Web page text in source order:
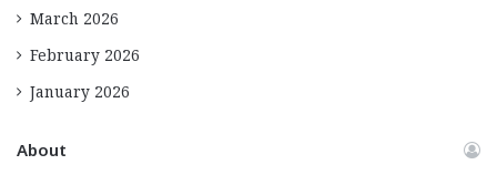
March 2026
February 2026
January 2026
About